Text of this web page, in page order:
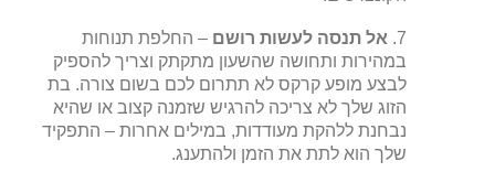
7. אל תנסה לעשות רושם – החלפת תנוחות
במהירות ותחושה שהשעון מתקתק וצריך להספיק
לבצע מופע קרקס לא תתרום לכם בשום צורה. בת
הזוג שלך לא צריכה להרגיש שזמנה קצוב או שהיא
נבחנת ללהקת מעודדות, במילים אחרות – התפקיד
שלך הוא לתת את הזמן ולהתענג.